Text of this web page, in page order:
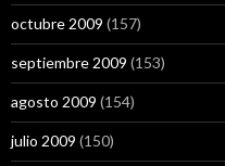
octubre 2009 (157)
septiembre 2009 (153)
agosto 2009 (154)
julio 2009 (150)